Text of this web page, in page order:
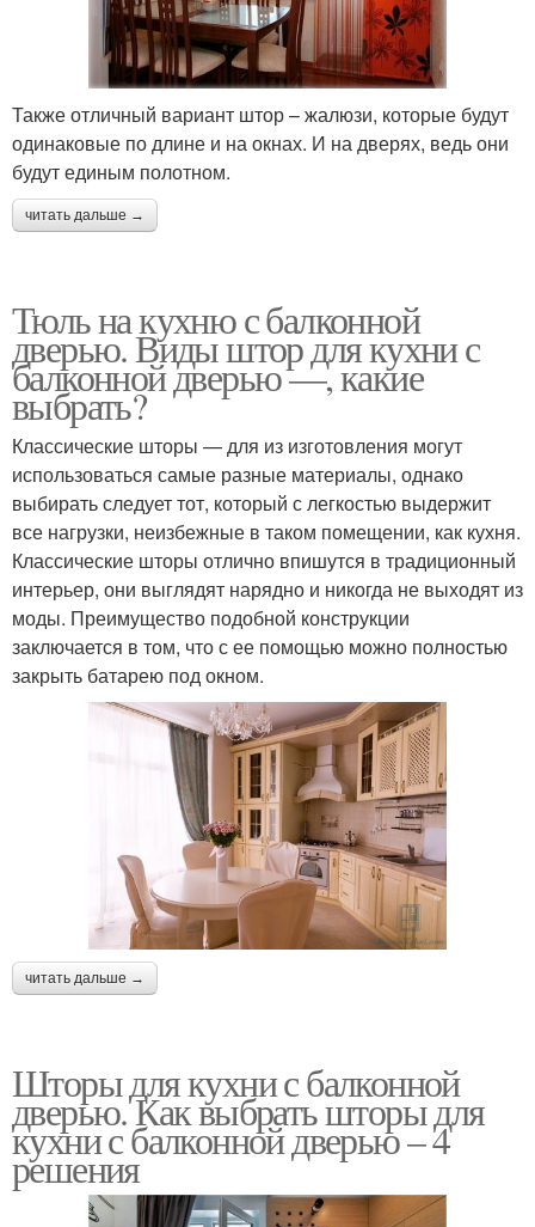
Также отличный вариант штор – жалюзи, которые будут
одинаковые по длине и на окнах. И на дверях, ведь они
будут единым полотном.
читать дальше →
Тюль на кухню с балконной
дверью. Виды штор для кухни с
балконной дверью —, какие
выбрать?
Классические шторы — для из изготовления могут
использоваться самые разные материалы, однако
выбирать следует тот, который с легкостью выдержит
все нагрузки, неизбежные в таком помещении, как кухня.
Классические шторы отлично впишутся в традиционный
интерьер, они выглядят нарядно и никогда не выходят из
моды. Преимущество подобной конструкции
заключается в том, что с ее помощью можно полностью
закрыть батарею под окном.
читать дальше →
Шторы для кухни с балконной
дверью. Как выбрать шторы для
кухни с балконной дверью – 4
решения